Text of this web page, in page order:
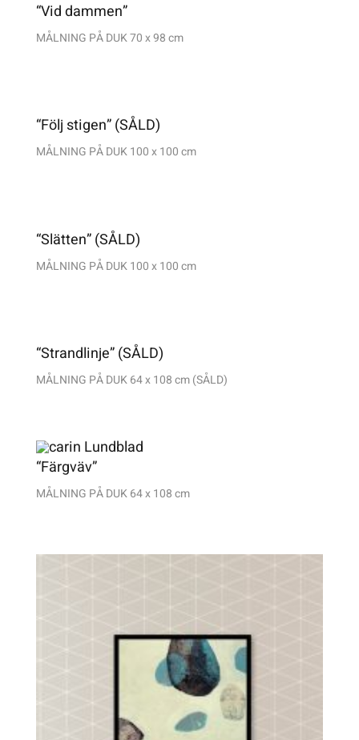
“Vid dammen”
MÅLNING PÅ DUK 70 x 98 cm
“Följ stigen” (SÅLD)
MÅLNING PÅ DUK100 x 100 cm
“Slätten” (SÅLD)
MÅLNING PÅ DUK 100 x 100 cm
“Strandlinje” (SÅLD)
MÅLNING PÅ DUK 64 x 108 cm (SÅLD)
“Färgväv”
MÅLNING PÅ DUK 64 x 108 cm